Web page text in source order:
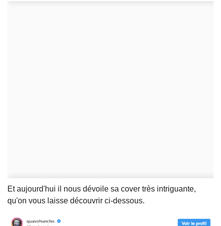
Et aujourd'hui il nous dévoile sa cover très intriguante,
qu'on vous laisse découvrir ci-dessous.